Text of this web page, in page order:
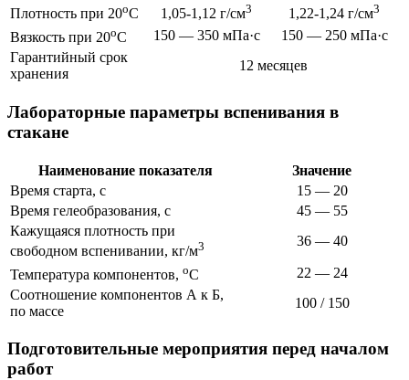
Плотность при 20оС 1,05-1,12 г/см3 1,22-1,24 г/см3
Вязкость при 20оС 150 — 350 мПа·с
150 — 250 мПа·с
Гарантийный срок
хранения
12 месяцев
Лабораторные параметры вспенивания в
стакане
Наименование показателя
Значение
Время старта, с
15 — 20
Время гелеобразования, с
45 — 55
Кажущаяся плотность при
свободном вспенивании, кг/м3 36 — 40
Температура компонентов, оС
22 — 24
Соотношение компонентов А к Б,
по массе
100 / 150
Подготовительные мероприятия перед началом
работ